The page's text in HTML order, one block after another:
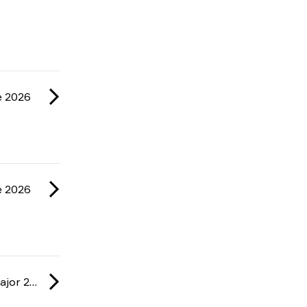
2026
2026
IEM: Cologne Major 2026